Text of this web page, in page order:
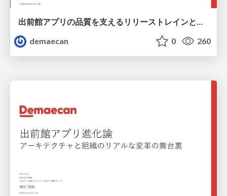
出前館アプリの品質を支えるリリーストレインとその実践
demaecan
0 260